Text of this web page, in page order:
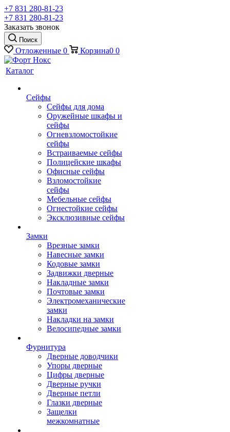
+7 831 280-81-23
+7 831 280-81-23
Заказать звонок
Поиск
Отложенные 0 Корзина0 0
Каталог
Сейфы
Сейфы для дома
Оружейные шкафы и
сейфы
Огневзломостойкие
сейфы
Встраиваемые сейфы
Полицейские шкафы
Офисные сейфы
Взломостойкие
сейфы
Мебельные сейфы
Огнестойкие сейфы
Эксклюзивные сейфы
Замки
Врезные замки
Навесные замки
Кодовые замки
Задвижки дверные
Накладные замки
Почтовые замки
Электромеханические
замки
Накладки на замки
Велосипедные замки
Фурнитура
Дверные доводчики
Упоры дверные
Цифры дверные
Дверные ручки
Дверные петли
Глазки дверные
Защелки
межкомнатные